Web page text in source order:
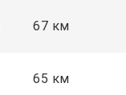
67 км
65 км